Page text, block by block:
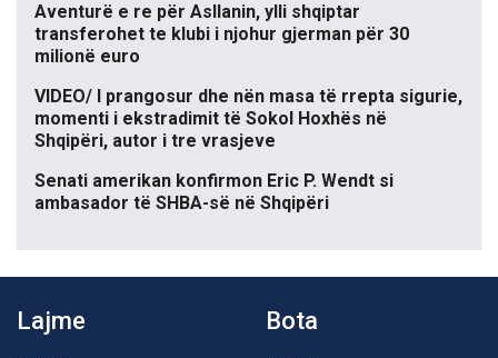
Aventurë e re për Asllanin, ylli shqiptar
transferohet te klubi i njohur gjerman për 30
milionë euro
VIDEO/ I prangosur dhe nën masa të rrepta sigurie,
momenti i ekstradimit të Sokol Hoxhës në
Shqipëri, autor i tre vrasjeve
Senati amerikan konfirmon Eric P. Wendt si
ambasador të SHBA-së në Shqipëri
Lajme Bota